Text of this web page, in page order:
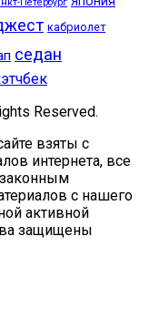
кабриолет
седан
Reserved.
взяты с
интернета, все
законным
с нашего
активной
защищены